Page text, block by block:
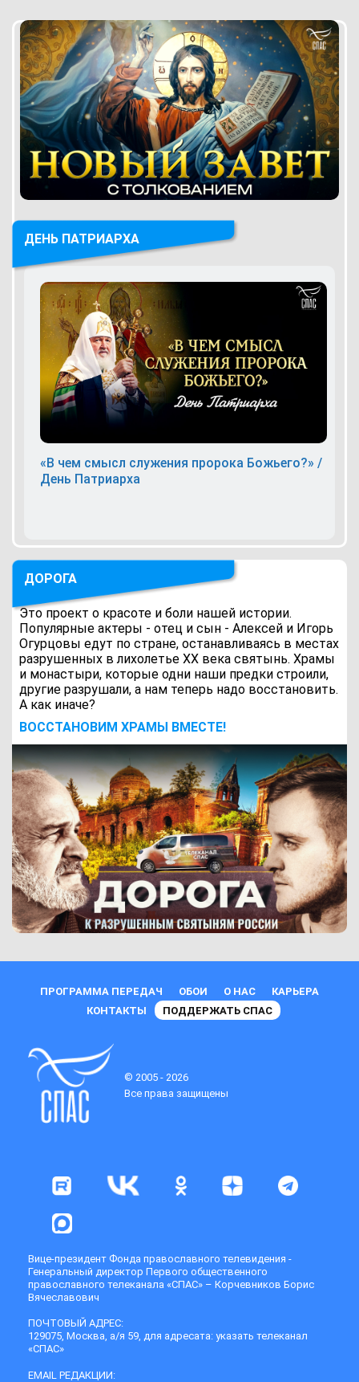
ДЕНЬ ПАТРИАРХА
«В чем смысл служения пророка Божьего?» /
День Патриарха
ДОРОГА
Это проект о красоте и боли нашей истории.
Популярные актеры - отец и сын - Алексей и Игорь
Огурцовы едут по стране, останавливаясь в местах
разрушенных в лихолетье ХХ века святынь. Храмы
и монастыри, которые одни наши предки строили,
другие разрушали, а нам теперь надо восстановить.
А как иначе?
ВОCСТАНОВИМ ХРАМЫ ВМЕСТЕ!
ПРОГРАММА ПЕРЕДАЧ ОБОИ О НАС
КАРЬЕРА
КОНТАКТЫ
ПОДДЕРЖАТЬ СПАС
© 2005 - 2026
Все права защищены
Вице-президент Фонда православного телевидения -
Генеральный директор Первого общественного
православного телеканала «СПАС» – Корчевников Борис
Вячеславович
ПОЧТОВЫЙ АДРЕС:
129075, Москва, а/я 59, для адресата: указать телеканал
«СПАС»
EMAIL РЕДАКЦИИ: